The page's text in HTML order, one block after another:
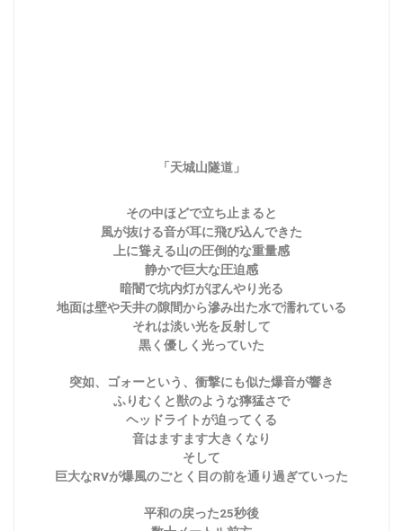
「天城山隧道」
その中ほどで立ち止まると
風が抜ける音が耳に飛び込んできた
上に聳える山の圧倒的な重量感
静かで巨大な圧迫感
暗闇で坑内灯がぼんやり光る
地面は壁や天井の隙間から滲み出た水で濡れている
それは淡い光を反射して
黒く優しく光っていた
突如、ゴォーという、衝撃にも似た爆音が響き
ふりむくと獣のような獰猛さで
ヘッドライトが迫ってくる
音はますます大きくなり
そして
巨大なRVが爆風のごとく目の前を通り過ぎていった
平和の戻った25秒後